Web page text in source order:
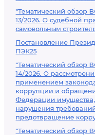
"Тематический обзор
13/2026. О судебной
самовольным
Постановление
ПЭК25
"Тематический обзор
14/2026. О
применением
коррупции и
Федерации имущества,
нарушения
предотвращение
"Тематический обзор